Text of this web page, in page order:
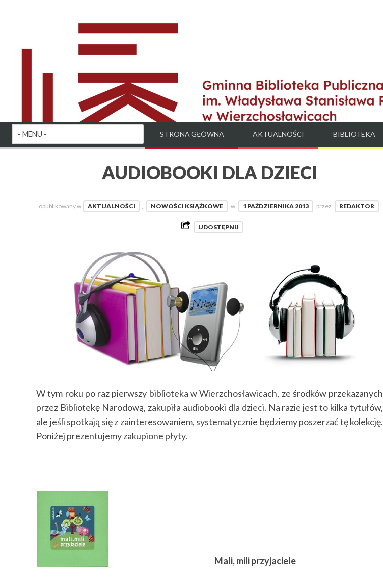
STRONA GŁÓWNA AKTUALNOŚCI BIBLIOTEKA
AUDIOBOOKI DLA DZIECI
opublikowany w AKTUALNOŚCI , NOWOŚCI KSIĄŻKOWE w 1 PAŹDZIERNIKA 2013 przez REDAKTOR
UDOSTĘPNIJ
W tym roku po raz pierwszy biblioteka w Wierzchosławicach, ze środków przekazanych
przez Bibliotekę Narodową, zakupiła audiobooki dla dzieci. Na razie jest to kilka tytułów,
ale jeśli spotkają się z zainteresowaniem, systematycznie będziemy poszerzać tę kolekcję.
Poniżej prezentujemy zakupione płyty.
Mali, mili przyjaciele